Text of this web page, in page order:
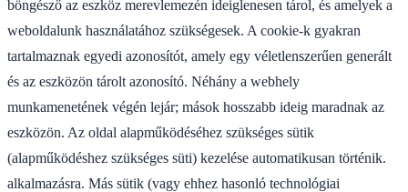
böngésző az eszköz merevlemezén ideiglenesen tárol, és amelyek a
weboldalunk használatához szükségesek. A cookie-k gyakran
tartalmaznak egyedi azonosítót, amely egy véletlenszerűen generált
és az eszközön tárolt azonosító. Néhány a webhely
munkamenetének végén lejár; mások hosszabb ideig maradnak az
eszközön. Az oldal alapműködéséhez szükséges sütik
(alapműködéshez szükséges süti) kezelése automatikusan történik.
alkalmazásra. Más sütik (vagy ehhez hasonló technológiai